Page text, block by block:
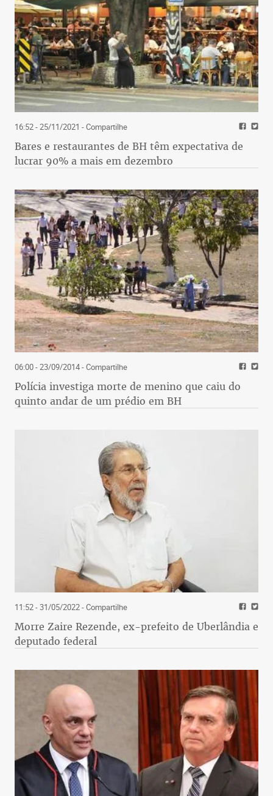
16:52 - 25/11/2021 - Compartilhe
Bares e restaurantes de BH têm expectativa de
lucrar 90% a mais em dezembro
06:00 - 23/09/2014- Compartilhe
Polícia investiga morte de menino que caiu do
quinto andar de um prédio em BH
11:52 - 31/05/2022- Compartilhe
Morre Zaire Rezende, ex-prefeito de Uberlândia e
deputado federal